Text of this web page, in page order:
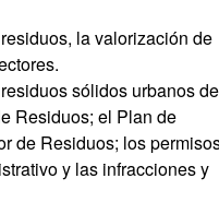
la valorización de
sólidos urbanos de
Residuos; el Plan de
de Residuos; los
y las infracciones y